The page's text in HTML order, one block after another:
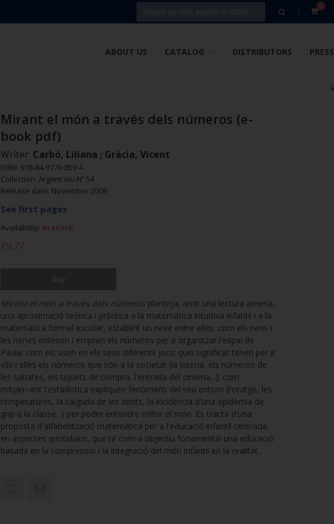
0
ABOUT US CATALOG DISTRIBUTORS PRESS
Mirant el món a través dels números (e-
book pdf)
Writer: Carbó, Liliana ; Gràcia, Vicent
ISBN: 978-84-9779-859-4
Collection: Argent Viu Nº 54
Release date: November 2009
See first pages
Availability: In stock
€9.77
Mirant el món a través dels números planteja, amb una lectura amena,
una aproximació teòrica i pràctica a la matemàtica intuïtiva infantil i a la
matemàtica formal escolar, establint un nexe entre elles: com els nens i
les nenes entenen i empren els números per a organitzar l'espai de
Paula; com els usen en els seus diferents jocs; quin significat tenen per a
ells i elles els números que són a la societat (la loteria, els números de
les sabates, els tiquets de compra, l'entrada del cinema...); com
mitjan~ant l'estadística expliquen fenòmens del seu entorn (l'oratge, les
temperatures, la caiguda de les dents, la incidència d'una epidèmia de
grip a la classe...) per poder entendre millor el món. Es tracta d'una
proposta d'alfabetització matemàtica per a l'educació infantil centrada
en aspectes quotidians, que té com a objectiu fonamental una educació
basada en la comprensió i la integració del món infantil en la realitat.